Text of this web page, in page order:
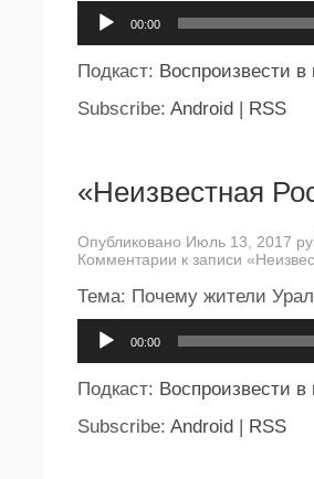
00:00
Подкаст: Воспроизвести в
Subscribe: Android | RSS
«Неизвестная
Опубликовано Июль 13, 2017
Комментарии к записи
Тема: Почему жители
00:00
Подкаст: Воспроизвести в
Subscribe: Android RSS